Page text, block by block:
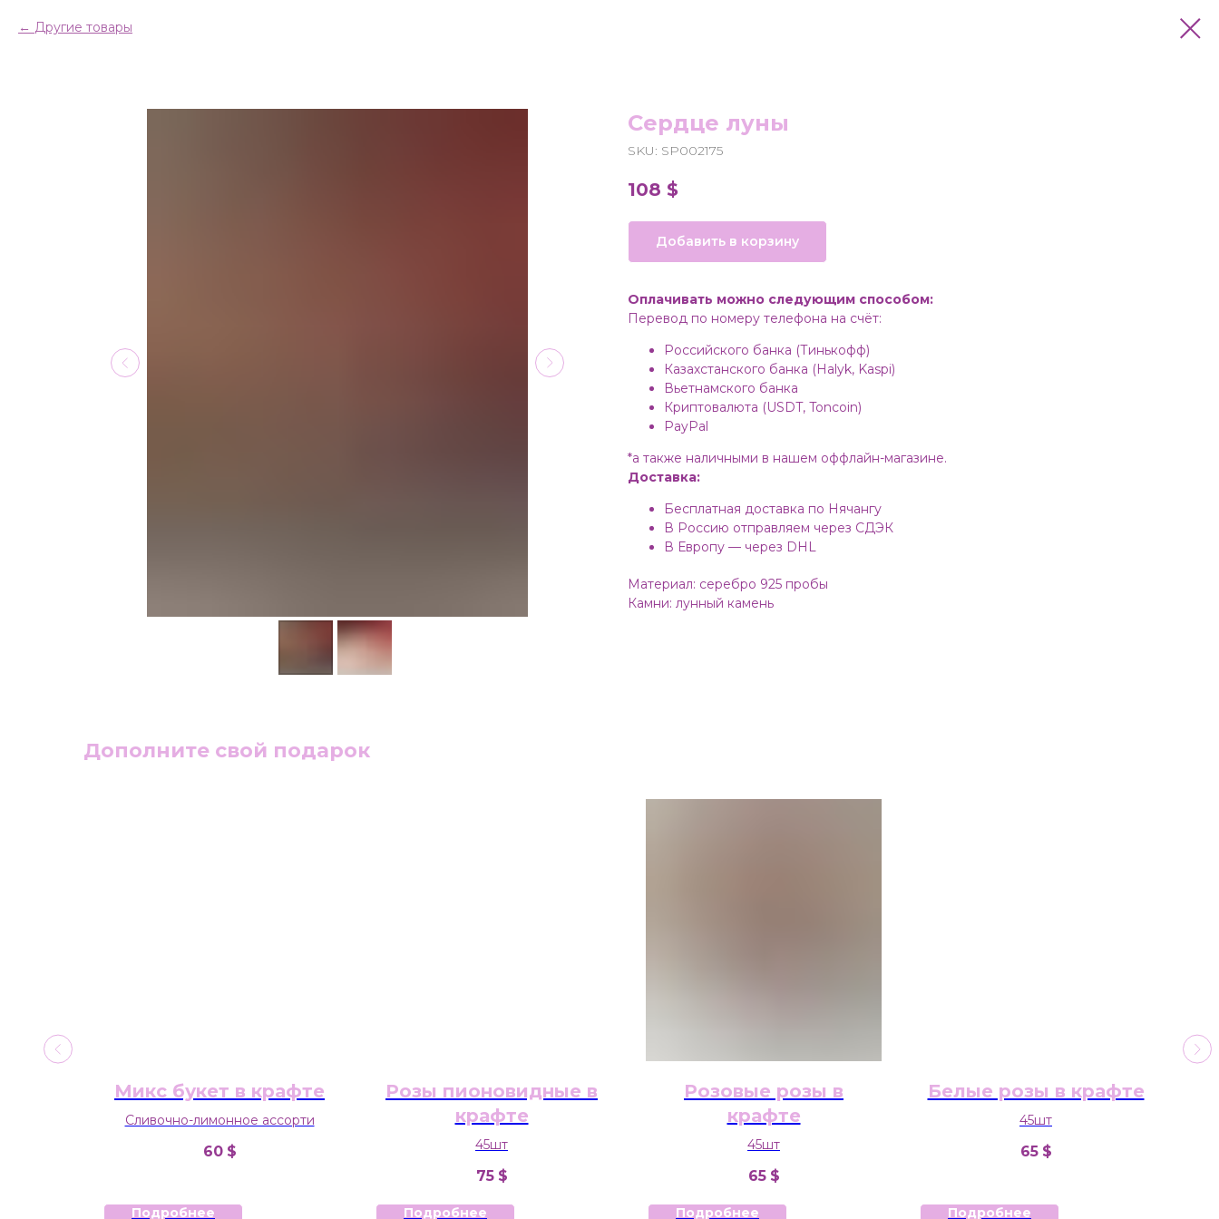
Другие товары
Сердце луны
SKU: SP002175
108 $
Добавить в корзину
Оплачивать можно следующим способом:
Перевод по номеру телефона на счёт:
Российского банка (Тинькофф)
Казахстанского банка (Halyk, Kaspi)
Вьетнамского банка
Криптовалюта (USDT, Toncoin)
PayPal
*а также наличными в нашем оффлайн-магазине.
Доставка:
Бесплатная доставка по Нячангу
В Россию отправляем через СДЭК
В Европу — через DHL
Материал: серебро 925 пробы
Камни: лунный камень
Дополните свой подарок
Микс букет в крафте
Сливочно-лимонное ассорти
60 $
Подробнее
Розы пионовидные в
крафте
45шт
75 $
Подробнее
Розовые розы в
крафте
45шт
65 $
Подробнее
Белые розы в крафте
45шт
65 $
Подробнее